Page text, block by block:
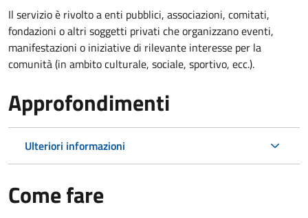
Il servizio è rivolto a enti pubblici, associazioni, comitati,
fondazioni o altri soggetti privati che organizzano eventi,
manifestazioni o iniziative di rilevante interesse per la
comunità (in ambito culturale, sociale, sportivo, ecc.).
Approfondimenti
Ulteriori informazioni
Come fare